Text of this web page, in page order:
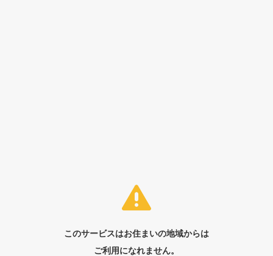
このサービスはお住まいの地域からは
ご利用になれません。